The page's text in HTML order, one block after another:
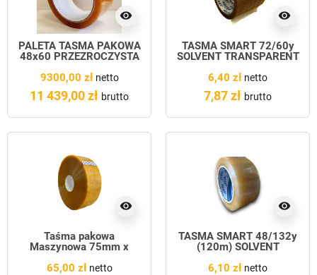
visibility
PALETA TAŚMA PAKOWA
48x60 PRZEZROCZYSTA
9300,00 złnetto
11 439,00 zł brutto
visibility
TAŚMA SMART 72/60y
SOLVENT TRANSPARENT
6,40 zł netto
7,87 zł brutto
visibility
Taśma pakowa
Maszynowa 75mm x
65,00 złnetto
visibility
TAŚMA SMART 48/132y
(120m) SOLVENT
6,10 zł netto